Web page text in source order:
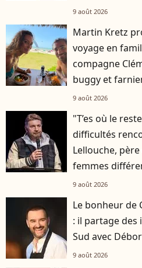
9 août 2026
Martin Kretz
voyage en
compagne
buggy et
9 août 2026
"T’es où le
difficultés
Lellouche,
femmes
9 août 2026
Le bonheur de
: il partage des
Sud avec
9 août 2026